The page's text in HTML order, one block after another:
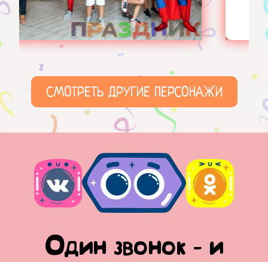
СМОТРЕТЬ ДРУГИЕ ПЕРСОНАЖИ
Один звонок - и